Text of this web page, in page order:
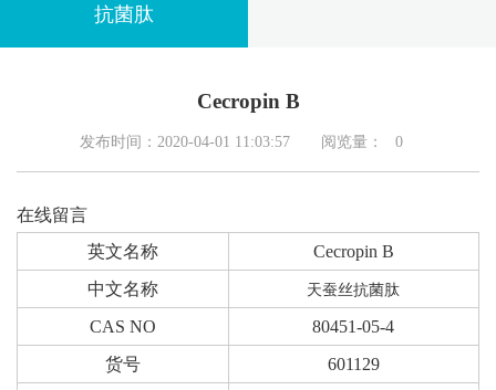
抗菌肽
Cecropin B
发布时间：2020-04-01 11:03:57 阅览量： 0
在线留言
英文名称
Cecropin B
中文名称
天蚕丝抗菌肽
CAS NO
80451-05-4
货号
601129